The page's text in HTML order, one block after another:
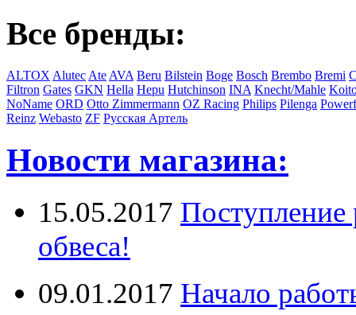
Все бренды:
ALTOX Alutec Ate AVA Beru Bilstein Boge Bosch Brembo Bremi
Filtron Gates GKN Hella Hepu Hutchinson INA Knecht/Mahle
NoName ORD Otto Zimmermann OZ Racing Philips Pilenga
Reinz Webasto ZF Русская Артель
Новости магазина:
15.05.2017 Поступление
обвеса!
09.01.2017 Начало